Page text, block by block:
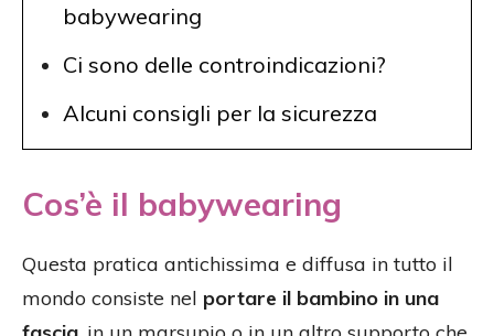
babywearing
Ci sono delle controindicazioni?
Alcuni consigli per la sicurezza
Cos’è il babywearing
Questa pratica antichissima e diffusa in tutto il
mondo consiste nel portare il bambino in una